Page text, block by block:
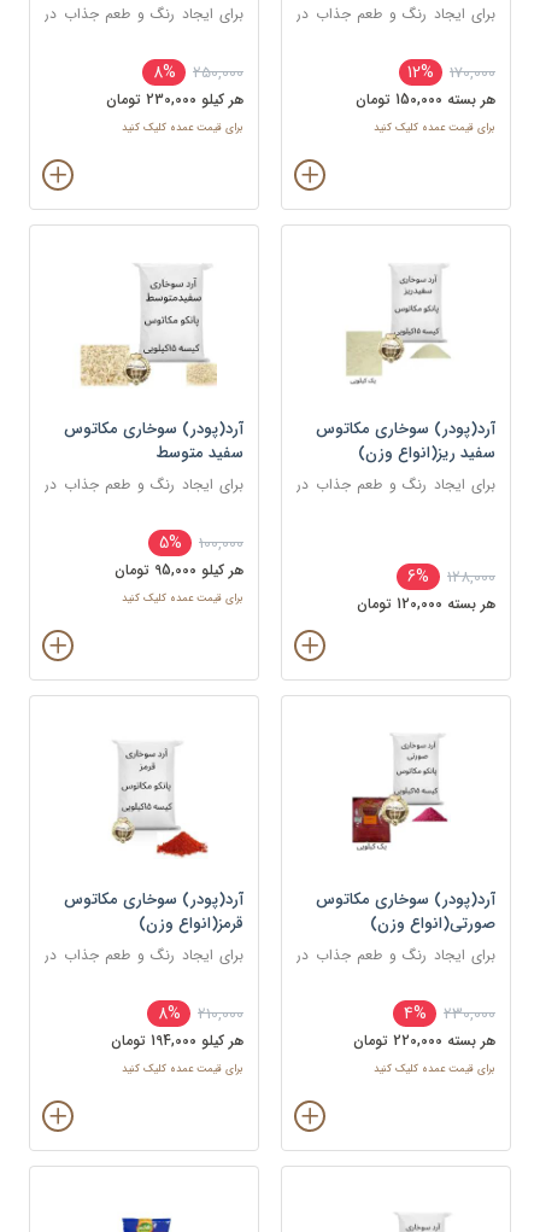
برای ایجاد رنگ و طعم جذاب در
ها، ناگت ها، مرغ، ماهی و میگو
استفاده می شود.
170,000
12%
هر بسته 150,000 تومان
برای قیمت عمده کلیک کنید
برای ایجاد رنگ و طعم جذاب در
ها، ناگت ها، مرغ، ماهی و میگو
استفاده می شود.
250,000
8%
هر کيلو 230,000 تومان
برای قیمت عمده کلیک کنید
آرد(پودر) سوخاری مکاتوس
سفید ریز(انواع وزن)
برای ایجاد رنگ و طعم جذاب در
128,000
6%
هر بسته 120,000 تومان
آرد(پودر) سوخاری مکاتوس
سفید متوسط
برای ایجاد رنگ و طعم جذاب در
ها، ناگت ها، مرغ، ماهی و میگو
استفاده می شود.
100,000
5%
هر کيلو 95,000 تومان
برای قیمت عمده کلیک کنید
آرد(پودر) سوخاری مکاتوس
صورتی(انواع وزن)
برای ایجاد رنگ و طعم جذاب در
ها، ناگت ها، مرغ، ماهی و میگو
استفاده می شود.
230,000
4%
هر بسته 220,000 تومان
برای قیمت عمده کلیک کنید
آرد(پودر) سوخاری مکاتوس
قرمز(انواع وزن)
برای ایجاد رنگ و طعم جذاب در
ها، ناگت ها، مرغ، ماهی و میگو
استفاده می شود.
210,000
8%
هر کيلو 194,000 تومان
برای قیمت عمده کلیک کنید